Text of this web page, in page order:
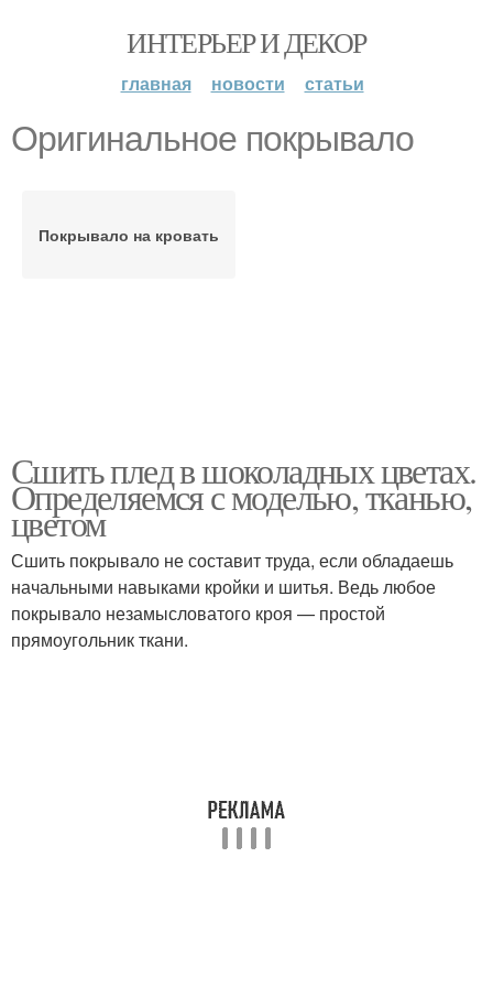
ИНТЕРЬЕР И ДЕКОР
главная новости статьи
Оригинальное покрывало
Покрывало на кровать
Сшить плед в шоколадных цветах.
Определяемся с моделью, тканью,
цветом
Сшить покрывало не составит труда, если обладаешь
начальными навыками кройки и шитья. Ведь любое
покрывало незамысловатого кроя — простой
прямоугольник ткани.